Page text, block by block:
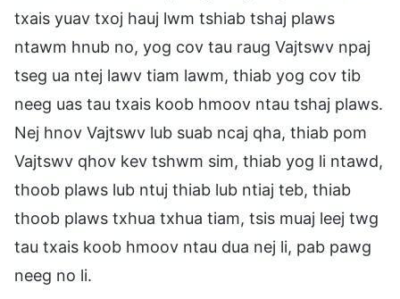
txais yuav txoj hauj lwm tshiab tshaj plaws
ntawm hnub no, yog cov tau raug Vajtswv npaj
tseg ua ntej lawv tiam lawm, thiab yog cov tib
neeg uas tau txais koob hmoov ntau tshaj plaws.
Nej hnov Vajtswv lub suab ncaj qha, thiab pom
Vajtswv qhov kev tshwm sim, thiab yog li ntawd,
thoob plaws lub ntuj thiab lub ntiaj teb, thiab
thoob plaws txhua txhua tiam, tsis muaj leej twg
tau txais koob hmoov ntau dua nej li, pab pawg
neeg no li.